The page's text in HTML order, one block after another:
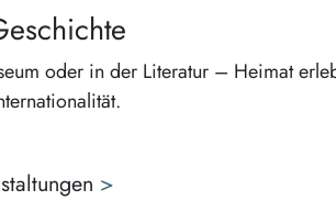
oder in der Literatur – Heimat
>